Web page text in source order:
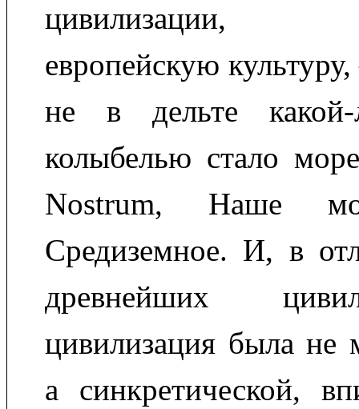
цивилизации,
европейскую
не в дельте
колыбелью стало
Nostrum, Наше
Средиземное. И, в
древнейших
цивилизация была не
а синкретической,